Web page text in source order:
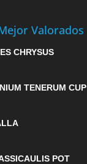
Valorados
CHRYSUS
TENERUM CUP
POT